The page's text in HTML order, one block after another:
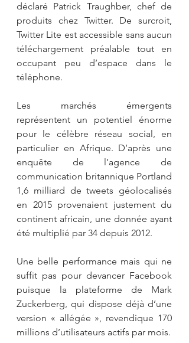
déclaré Patrick Traughber, chef de
produits chez Twitter. De surcroit,
Twitter Lite est accessible sans aucun
téléchargement préalable tout en
occupant peu d’espace dans le
téléphone.
Les marchés émergents
représentent un potentiel énorme
pour le célèbre réseau social, en
particulier en Afrique. D’après une
enquête de l’agence de
communication britannique Portland
1,6 milliard de tweets géolocalisés
en 2015 provenaient justement du
continent africain, une donnée ayant
été multiplié par 34 depuis 2012.
Une belle performance mais qui ne
suffit pas pour devancer Facebook
puisque la plateforme de Mark
Zuckerberg, qui dispose déjà d’une
version « allégée », revendique 170
millions d’utilisateurs actifs par mois.